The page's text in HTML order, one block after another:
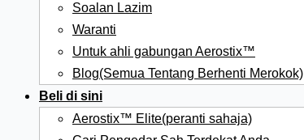
Soalan Lazim
Waranti
Untuk ahli gabungan Aerostix™
Blog(Semua Tentang Berhenti Merokok)
Beli di sini
Aerostix™ Elite(peranti sahaja)